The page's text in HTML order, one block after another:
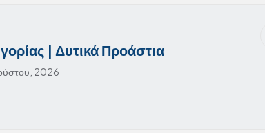
| Δυτικά Προάστια
2026